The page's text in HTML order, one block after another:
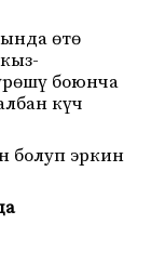
өтө
боюнча
күч
болуп эркин